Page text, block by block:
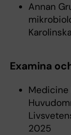
Annan
Examina
Medicine
2025